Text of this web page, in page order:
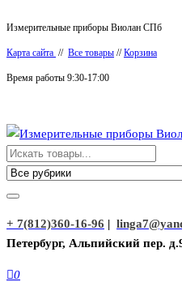
к
содержимому
Измерительные приборы Виолан СПб
Карта сайта // Все товары //Корзина
Время работы 9:30-17:00
Измерительные приборы Виолан
+ 7(812)360-16-96 |
Петербург, Альпийский пер.
0